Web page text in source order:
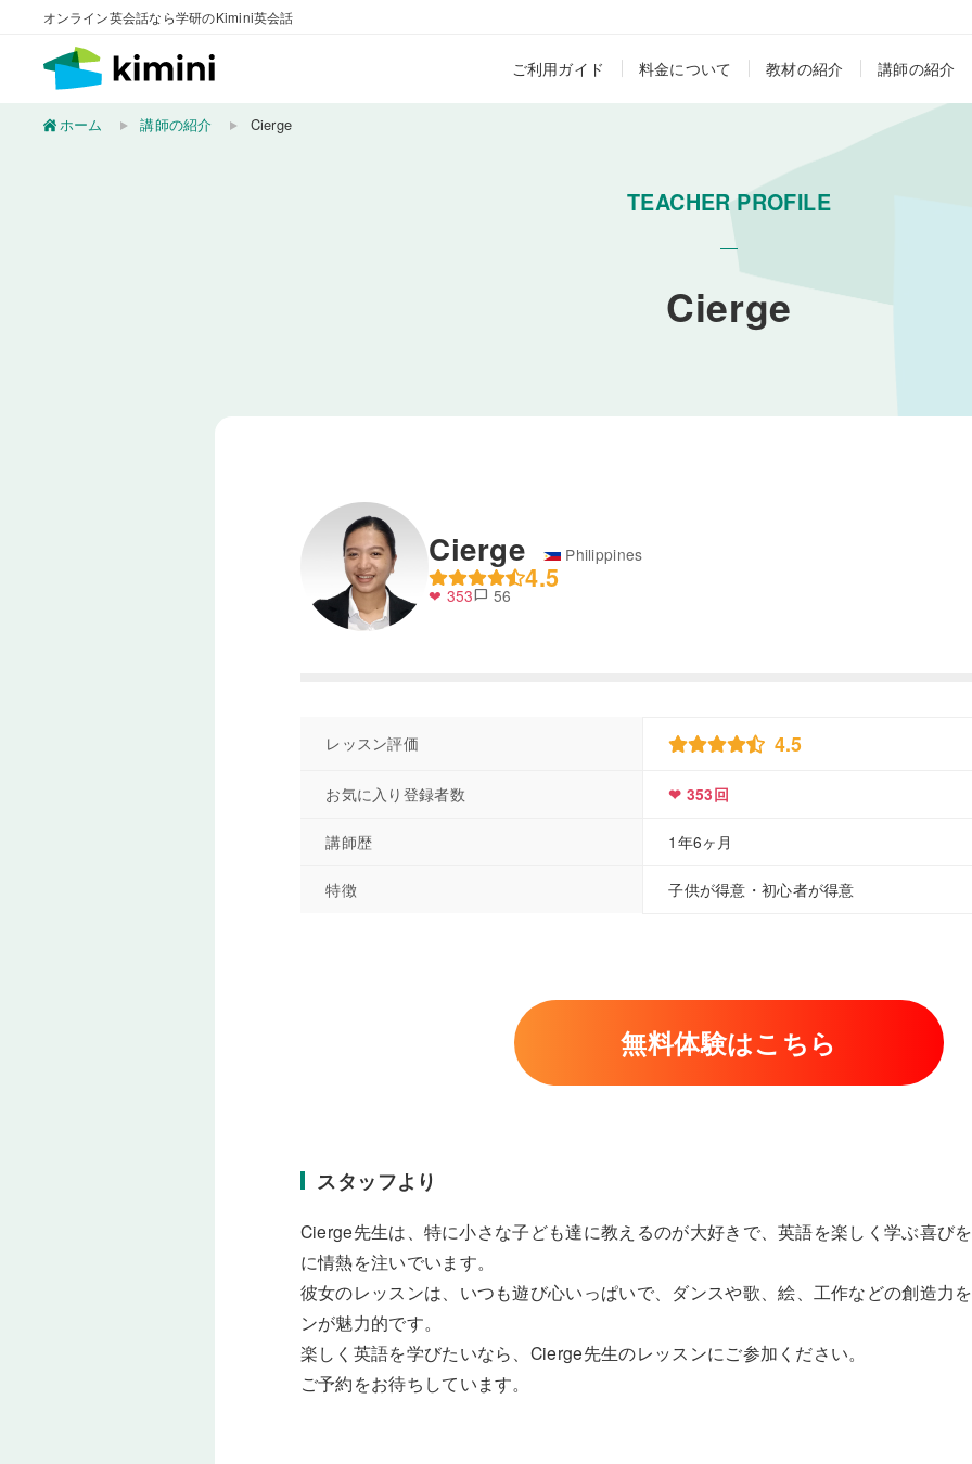
オンライン英会話なら学研のKimini英会話
ご利用ガイド 料金について 教材の紹介 講師の紹介
ホーム 講師の紹介 Cierge
TEACHER PROFILE
Cierge
Cierge Philippines
4.5
❤ 353chat_bubble 56
レッスン評価 4.5
お気に入り登録者数 ❤ 353回
講師歴 1年6ヶ月
特徴 子供が得意・初心者が得意
無料体験はこちら
スタッフより
Cierge先生は、特に小さな子ども達に教えるのが大好きで、英語を楽しく学ぶ喜び
に情熱を注いでいます。
彼女のレッスンは、いつも遊び心いっぱいで、ダンスや歌、絵、工作などの創造力
ンが魅力的です。
楽しく英語を学びたいなら、Cierge先生のレッスンにご参加ください。
ご予約をお待ちしています。